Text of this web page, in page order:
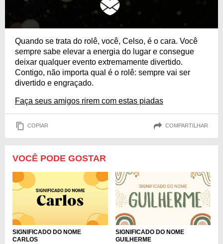
Quando se trata do rolê, você, Celso, é o cara. Você
sempre sabe elevar a energia do lugar e consegue
deixar qualquer evento extremamente divertido.
Contigo, não importa qual é o rolê: sempre vai ser
divertido e engraçado.
Faça seus amigos rirem com estas piadas
COPIAR COMPARTILHAR
VOCÊ PODE GOSTAR
SIGNIFICADO DO NOME
CARLOS
SIGNIFICADO DO NOME
GUILHERME